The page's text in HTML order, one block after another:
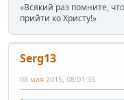
«Всякий раз помните,
прийти ко Христу!»
Serg13
08 мая 2015, 08:01:35